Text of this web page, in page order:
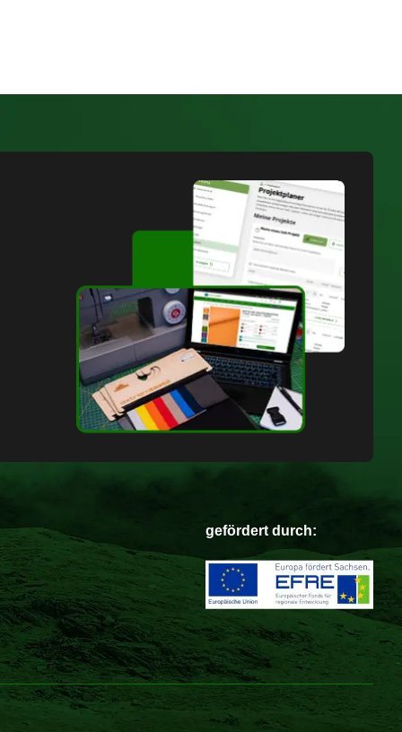
gefördert durch: